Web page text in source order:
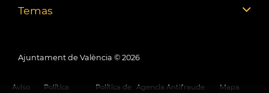
Temas
Ajuntament de València © 2026
Aviso
Política
Política de
Agencia Antifraude
Mapa